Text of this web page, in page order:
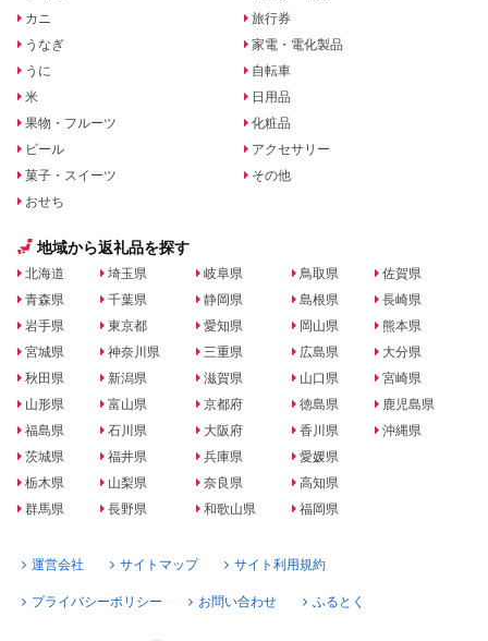
カニ
うなぎ
うに
米
果物・フルーツ
ビール
菓子・スイーツ
おせち
旅行券
家電・電化製品
自転車
日用品
化粧品
アクセサリー
その他
地域から返礼品を探す
北海道
青森県
岩手県
宮城県
秋田県
山形県
福島県
茨城県
栃木県
群馬県
埼玉県
千葉県
東京都
神奈川県
新潟県
富山県
石川県
福井県
山梨県
長野県
岐阜県
静岡県
愛知県
三重県
滋賀県
京都府
大阪府
兵庫県
奈良県
和歌山県
鳥取県
島根県
岡山県
広島県
山口県
徳島県
香川県
愛媛県
高知県
福岡県
佐賀県
長崎県
熊本県
大分県
宮崎県
鹿児島県
沖縄県
運営会社 サイトマップ サイト利用規約
プライバシーポリシー お問い合わせ ふるとく